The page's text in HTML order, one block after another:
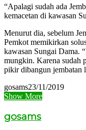
“Apalagi sudah ada
kemacetan di kawasan
Menurut dia, sebelum
Pemkot memikirkan
kawasan Sungai Dama.
mungkin. Karena sudah
pikir dibangun jembatan
gosams23/11/2019
Show More
gosams